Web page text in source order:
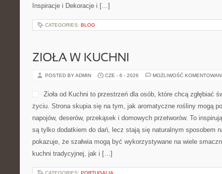
Inspiracje i Dekoracje i […]
CATEGORIES: BLOG
ZIOŁA W KUCHNI
POSTED BY ADMIN CZE - 6 - 2026 MOŻLIWOŚĆ
Zioła od Kuchni to przestrzeń dla osób, które chcą zgłębiać
życiu. Strona skupia się na tym, jak aromatyczne rośliny mogą
napojów, deserów, przekąsek i domowych przetworów. To
są tylko dodatkiem do dań, lecz stają się naturalnym sposobem
pokazuje, że szałwia mogą być wykorzystywane na wiele
kuchni tradycyjnej, jak i […]
CATEGORIES: PORTUGALIA